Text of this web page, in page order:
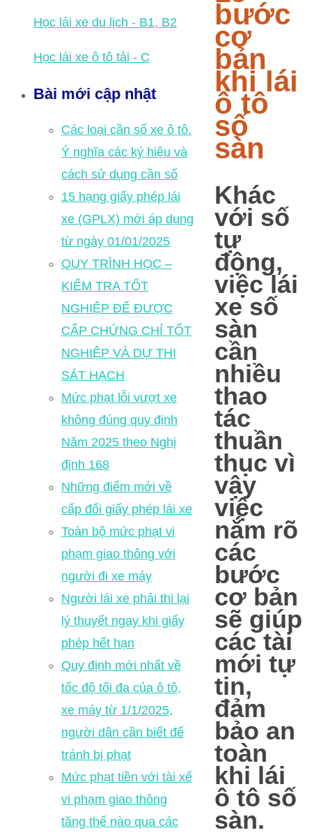
bước
cơ
bản
khi lái
ô tô
số
sàn
Khác
với số
tự
động,
việc lái
xe số
sàn
cần
nhiều
thao
tác
thuần
thục vì
vậy
việc
nắm rõ
các
bước
cơ bản
sẽ giúp
các tài
mới tự
tin,
đảm
bảo an
toàn
khi lái
ô tô số
sàn.
Học lái xe du lịch - B1, B2
Học lái xe ô tô tải - C
Bài mới cập nhật
Các loại cần số xe ô tô.
Ý nghĩa các ký hiệu và
cách sử dụng cần số
15 hạng giấy phép lái
xe (GPLX) mới áp dụng
từ ngày 01/01/2025
QUY TRÌNH HỌC –
KIỂM TRA TỐT
NGHIỆP ĐỂ ĐƯỢC
CẤP CHỨNG CHỈ TỐT
NGHIỆP VÀ DỰ THI
SÁT HẠCH
Mức phạt lỗi vượt xe
không đúng quy định
Năm 2025 theo Nghị
định 168
Những điểm mới về
cấp đổi giấy phép lái xe
Toàn bộ mức phạt vi
phạm giao thông với
người đi xe máy
Người lái xe phải thi lại
lý thuyết ngay khi giấy
phép hết hạn
Quy định mới nhất về
tốc độ tối đa của ô tô,
xe máy từ 1/1/2025,
người dân cần biết để
tránh bị phạt
Mức phạt tiền với tài xế
vi phạm giao thông
tăng thế nào qua các